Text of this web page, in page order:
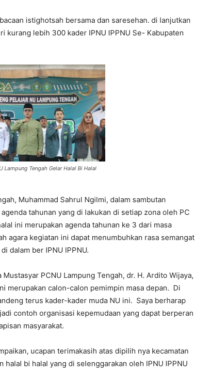
istighotsah bersama dan saresehan. di lanjutkan
kurang lebih 300 kader IPNU IPPNU Se- Kabupaten
Lampung Tengah Gelar Halal Bi Halal
Muhammad Sahrul Ngilmi, dalam sambutan
tahunan yang di lakukan di setiap zona oleh PC
ini merupakan agenda tahunan ke 3 dari masa
agara kegiatan ini dapat menumbuhkan rasa semangat
dalam ber IPNU IPPNU.
PCNU Lampung Tengah, dr. H. Ardito Wijaya,
merupakan calon-calon pemimpin masa depan. Di
terus kader-kader muda NU ini. Saya berharap
contoh organisasi kepemudaan yang dapat berperan
masyarakat.
ucapan terimakasih atas dipilih nya kecamatan
bi halal yang di selenggarakan oleh IPNU IPPNU